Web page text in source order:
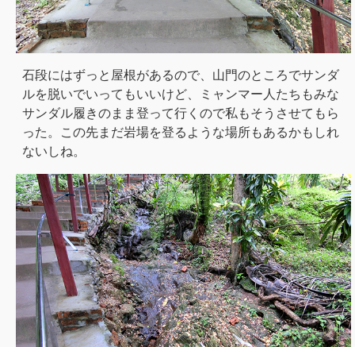
石段にはずっと屋根があるので、山門のところでサンダ
ルを脱いでいってもいいけど、ミャンマー人たちもみな
サンダル履きのまま登って行くので私もそうさせてもら
った。この先まだ岩場を登るような場所もあるかもしれ
ないしね。